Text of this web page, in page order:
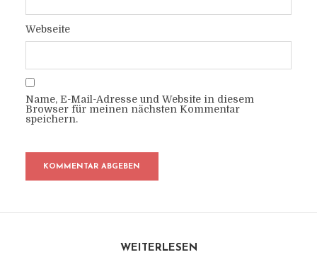
Webseite
Name, E-Mail-Adresse und Website in diesem
Browser für meinen nächsten Kommentar
speichern.
WEITERLESEN